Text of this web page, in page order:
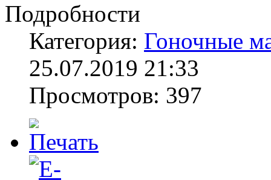
Подробности
Категория: Гоночные
25.07.2019 21:33
Просмотров: 397